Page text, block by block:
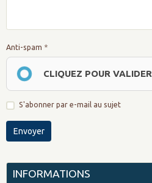
Anti-spam
CLIQUEZ POUR VALIDER
S'abonner par e-mail au sujet
Envoyer
INFORMATIONS